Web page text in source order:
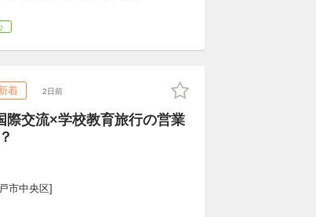
着 2日前
際交流×学校教育旅行の営業
市中央区]